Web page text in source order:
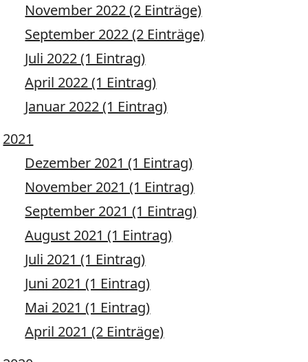
November 2022 (2 Einträge)
September 2022 (2 Einträge)
Juli 2022 (1 Eintrag)
April 2022 (1 Eintrag)
Januar 2022 (1 Eintrag)
2021
Dezember 2021 (1 Eintrag)
November 2021 (1 Eintrag)
September 2021 (1 Eintrag)
August 2021 (1 Eintrag)
Juli 2021 (1 Eintrag)
Juni 2021 (1 Eintrag)
Mai 2021 (1 Eintrag)
April 2021 (2 Einträge)